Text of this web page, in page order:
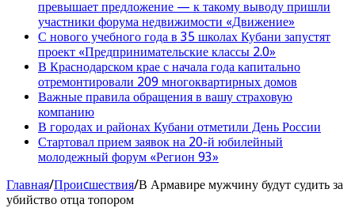
превышает предложение — к такому выводу пришли
участники форума недвижимости «Движение»
С нового учебного года в 35 школах Кубани запустят
проект «Предпринимательские классы 2.0»
В Краснодарском крае с начала года капитально
отремонтировали 209 многоквартирных домов
Важные правила обращения в вашу страховую
компанию
В городах и районах Кубани отметили День России
Стартовал прием заявок на 20-й юбилейный
молодежный форум «Регион 93»
Главная/Проиcшествия/В Армавире мужчину будут судить за
убийство отца топором